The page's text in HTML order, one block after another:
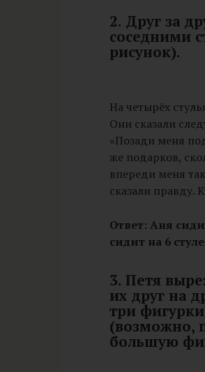
2. Друг за
соседними
рисунок).
На четырёх
Они сказали
«Позади меня
же подарков,
впереди меня
сказали правду.
Ответ: Аня
сидит на 6 стуле
3. Петя
их друг на
три
(возможно,
большую